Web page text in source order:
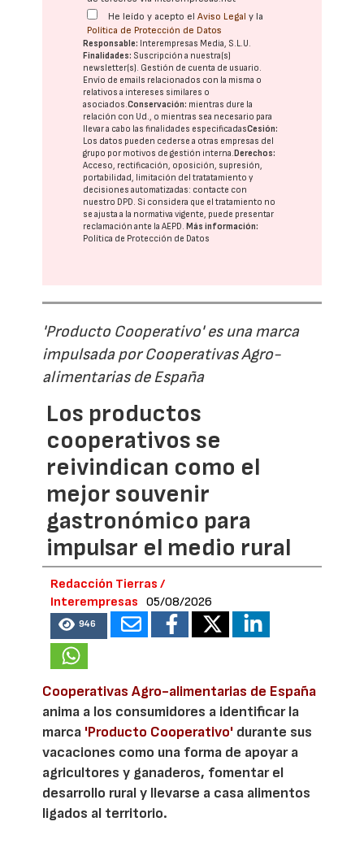
He leído y acepto elAviso Legal y la
Política de Protección de Datos
Responsable: Interempresas Media, S.L.U.
Finalidades: Suscripción a nuestra(s)
newsletter(s). Gestión de cuenta de usuario.
Envío de emails relacionados con la misma o
relativos a intereses similares o
asociados.Conservación: mientras dure la
relación con Ud., o mientras sea necesario para
llevar a cabo las finalidades especificadasCesión:
Los datos pueden cederse a otras empresas del
grupo por motivos de gestión interna. Derechos:
Acceso, rectificación, oposición, supresión,
portabilidad, limitación del tratatamiento y
decisiones automatizadas: contacte con
nuestro DPD. Si considera que el tratamiento no
se ajusta a la normativa vigente, puede presentar
reclamación ante laAEPD. Más información:
Política de Protección de Datos
'Producto Cooperativo' es una marca
impulsada por Cooperativas Agro-
alimentarias de España
Los productos
cooperativos se
reivindican como el
mejor souvenir
gastronómico para
impulsar el medio rural
Redacción Tierras /
Interempresas
05/08/2026
946
Cooperativas Agro-alimentarias de España
anima a los consumidores a identificar la
marca 'Producto Cooperativo' durante sus
vacaciones como una forma de apoyar a
agricultores y ganaderos, fomentar el
desarrollo rural y llevarse a casa alimentos
ligados al territorio.